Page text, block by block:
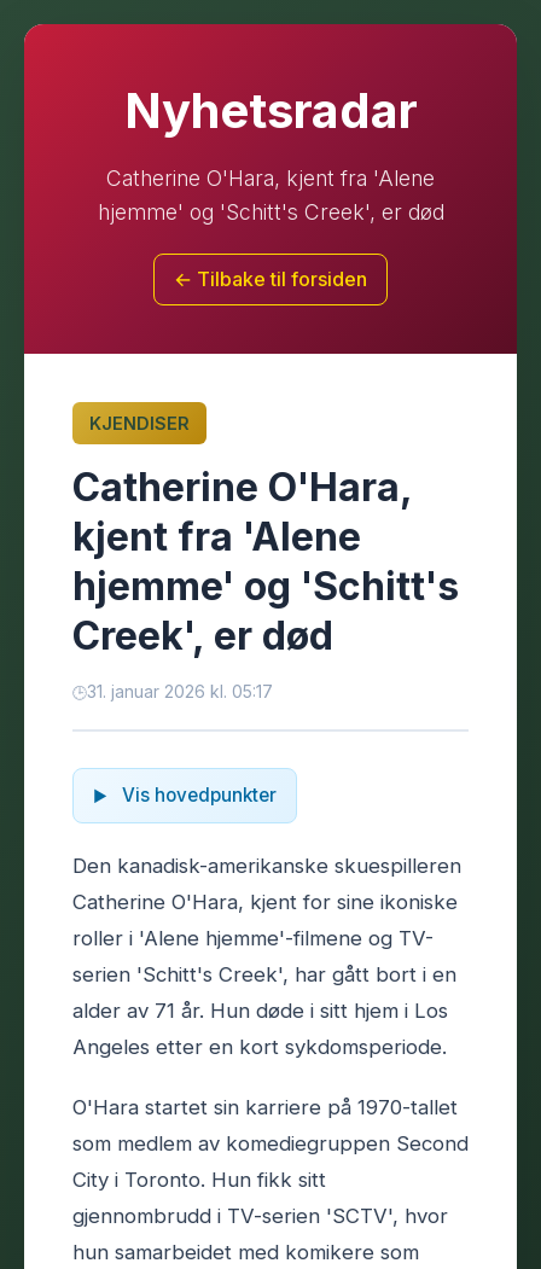
Nyhetsradar
Catherine O'Hara, kjent fra 'Alene
hjemme' og 'Schitt's Creek', er død
← Tilbake til forsiden
KJENDISER
Catherine O'Hara,
kjent fra 'Alene
hjemme' og 'Schitt's
Creek', er død
31. januar 2026 kl. 05:17
Vis hovedpunkter
Den kanadisk-amerikanske skuespilleren
Catherine O'Hara, kjent for sine ikoniske
roller i 'Alene hjemme'-filmene og TV-
serien 'Schitt's Creek', har gått bort i en
alder av 71 år. Hun døde i sitt hjem i Los
Angeles etter en kort sykdomsperiode.
O'Hara startet sin karriere på 1970-tallet
som medlem av komediegruppen Second
City i Toronto. Hun fikk sitt
gjennombrudd i TV-serien 'SCTV', hvor
hun samarbeidet med komikere som